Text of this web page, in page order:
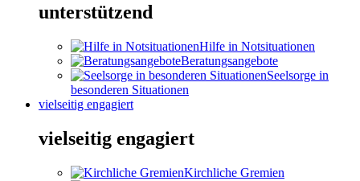
unterstützend
Hilfe in Notsituationen
Beratungsangebote
Seelsorge in
besonderen Situationen
vielseitig engagiert
vielseitig engagiert
Kirchliche Gremien